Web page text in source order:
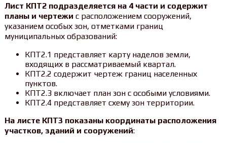
Лист КПТ2 подразделяется на 4 части и содержит
планы и чертежи с расположением сооружений,
указанием особых зон, отметками границ
муниципальных образований:
КПТ2.1 представляет карту наделов земли,
входящих в рассматриваемый квартал.
КПТ2.2 содержит чертеж границ населенных
пунктов.
КПТ2.3 включает план зон с особыми условиями.
КПТ2.4 представляет схему зон территории.
На листе КПТ3 показаны координаты расположения
участков, зданий и сооружений: